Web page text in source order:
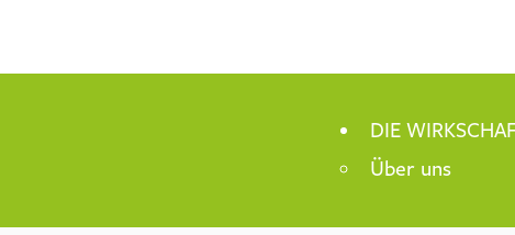
DIE
Über uns